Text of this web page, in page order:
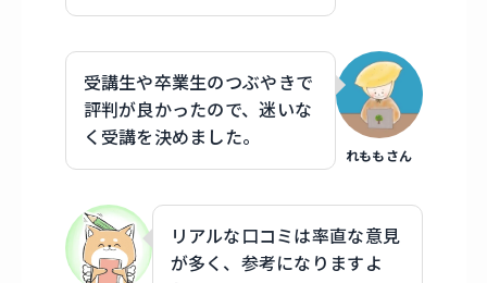
れももさん
受講生や卒業生のつぶやきで
評判が良かったので、迷いな
く受講を決めました。
リアルな口コミは率直な意見
が多く、参考になりますよ